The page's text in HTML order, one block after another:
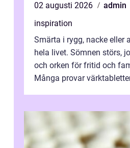
02 augusti 2026
admin
inspiration
Smärta i rygg, nacke eller
hela livet. Sömnen störs,
och orken för fritid och
Många provar